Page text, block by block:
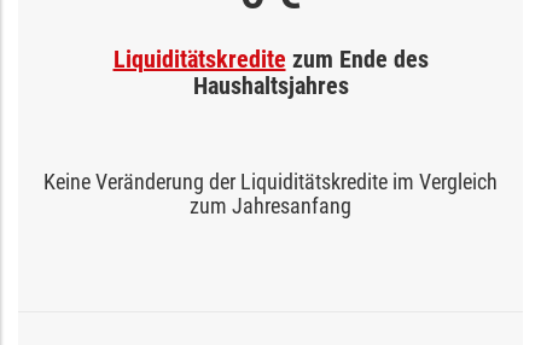
Liquiditätskredite zum Ende des
Haushaltsjahres
Keine Veränderung der Liquiditätskredite im Vergleich
zum Jahresanfang